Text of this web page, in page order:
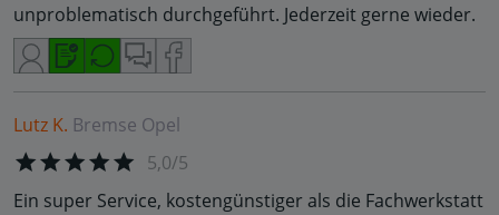
unproblematisch durchgeführt. Jederzeit gerne wieder.
Lutz K. Bremse Opel
5,0/5
Ein super Service, kostengünstiger als die Fachwerkstatt